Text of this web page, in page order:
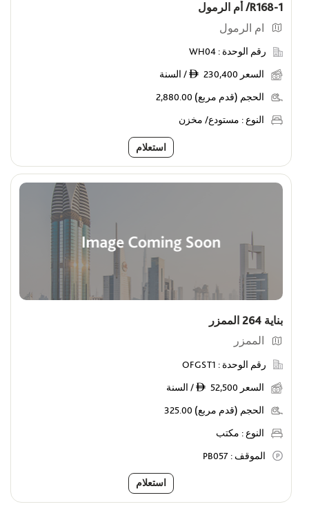
R168-1/ أم الرمول
ام الرمول
رقم الوحدة : WH04
السعر ê 230,400 / السنة
الحجم (قدم مربع) 2,880.00
النوع : مستودع/ مخزن
استعلام
بناية 264 الممزر
الممزر
رقم الوحدة : OFGST1
السعر ê 52,500 / السنة
الحجم (قدم مربع) 325.00
النوع : مكتب
الموقف : PB057
استعلام